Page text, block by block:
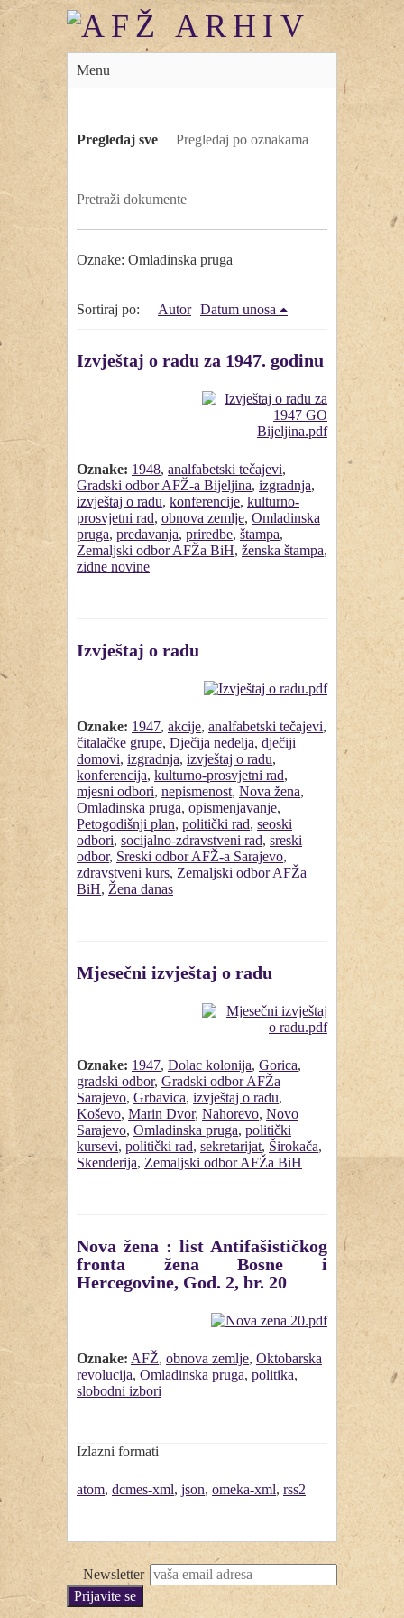
Menu
Pregledaj sve Pregledaj po oznakama
Pretraži dokumente
Oznake: Omladinska pruga
Sortiraj po: Autor Datum unosa
Izvještaj o radu za 1947. godinu
Oznake: 1948, analfabetski tečajevi,
Gradski odbor AFŽ-a Bijeljina, izgradnja,
izvještaj o radu, konferencije, kulturno-
prosvjetni rad, obnova zemlje, Omladinska
pruga, predavanja, priredbe, štampa,
Zemaljski odbor AFŽa BiH, ženska štampa,
zidne novine
Izvještaj o radu
Oznake: 1947, akcije, analfabetski tečajevi,
čitalačke grupe, Dječija nedelja, dječiji
domovi, izgradnja, izvještaj o radu,
konferencija, kulturno-prosvjetni rad,
mjesni odbori, nepismenost, Nova žena,
Omladinska pruga, opismenjavanje,
Petogodišnji plan, politički rad, seoski
odbori, socijalno-zdravstveni rad, sreski
odbor, Sreski odbor AFŽ-a Sarajevo,
zdravstveni kurs, Zemaljski odbor AFŽa
BiH, Žena danas
Mjesečni izvještaj o radu
Oznake: 1947, Dolac kolonija, Gorica,
gradski odbor, Gradski odbor AFŽa
Sarajevo, Grbavica, izvještaj o radu,
Koševo, Marin Dvor, Nahorevo, Novo
Sarajevo, Omladinska pruga, politički
kursevi, politički rad, sekretarijat, Širokača,
Skenderija, Zemaljski odbor AFŽa BiH
Nova žena : list Antifašističkog
fronta žena Bosne i
Hercegovine, God. 2, br. 20
Oznake: AFŽ, obnova zemlje, Oktobarska
revolucija, Omladinska pruga, politika,
slobodni izbori
Izlazni formati
atom, dcmes-xml, json, omeka-xml, rss2
Newsletter